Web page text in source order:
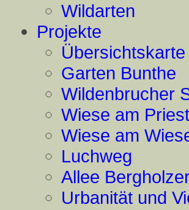
Wildarten
Projekte
Übersichtskarte
Garten Bunthe
Wildenbrucher
Wiese am
Wiese am
Luchweg
Allee
Urbanität und